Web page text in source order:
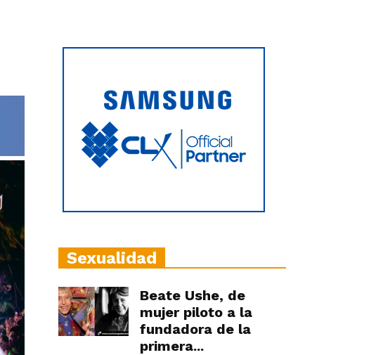
Sexualidad
Beate Ushe, de
mujer piloto a la
fundadora de la
primera...